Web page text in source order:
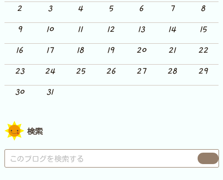
2
3 4 5 6 7
8
9
10 11 12 13 14
15
16
17 18 19 20 21
22
23
24 25 26 27 28
29
30
31
検索